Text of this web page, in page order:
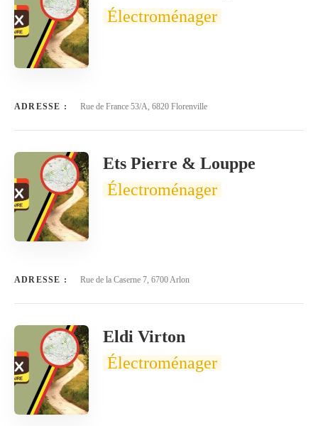
Électroménager
ADRESSE : Rue de France 53/A, 6820 Florenville
Ets Pierre & Louppe
Électroménager
ADRESSE : Rue de la Caserne 7, 6700 Arlon
Eldi Virton
Électroménager